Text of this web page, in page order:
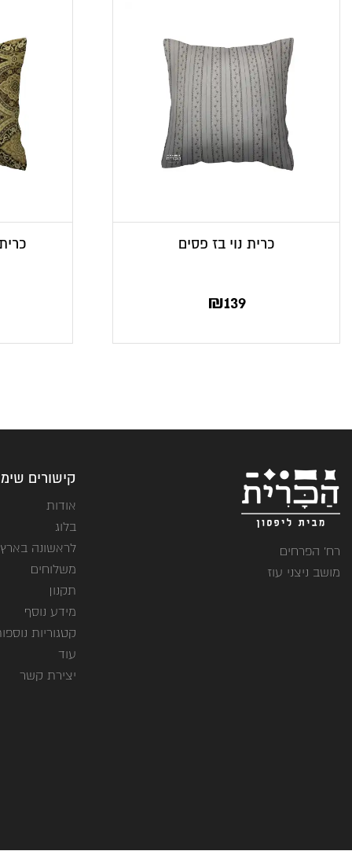
כרית נוי בז פסים
₪139
רח' הפרחים
מושב ניצני עוז
קישורים
אודות
בלוג
לראשונה בארץ
משלוחים
תקנון
מידע נוסף
קטגוריות
עוד
יצירת קשר